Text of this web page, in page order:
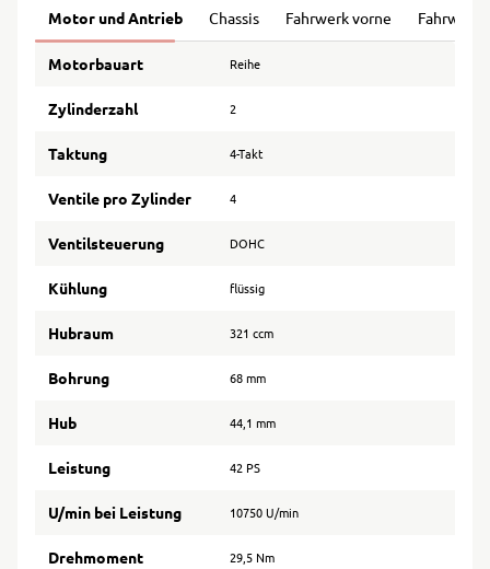
Motor und Antrieb Chassis Fahrwerk vorne Fahrwerk
Motorbauart Reihe
Zylinderzahl 2
Taktung 4-Takt
Ventile pro Zylinder 4
Ventilsteuerung DOHC
Kühlung flüssig
Hubraum 321 ccm
Bohrung 68 mm
Hub 44,1 mm
Leistung 42 PS
U/min bei Leistung 10750 U/min
Drehmoment 29,5 Nm